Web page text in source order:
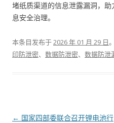
堵纸质渠道的信息泄露漏洞，
息安全治理。
本条目发布于2026 年 01 月 29 日
印防泄密、 数据防泄密、 数据防泄
文章导航
← 国家四部委联合召开锂电池行